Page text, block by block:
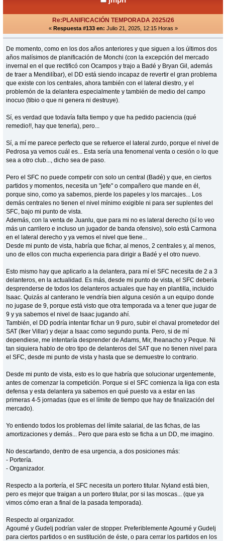
Re:PLANIFICACIÓN TEMPORADA 2025/26
« Respuesta #133 en: Julio 21, 2025, 12:15 Horas »
De momento, como en los dos años anteriores y que siguen a los últimos dos
años malísimos de planificación de Monchi (con la excepción del mercado
invernal en el que rectificó con Ocampos y trajo a Badé y Bryan Gil, además
de traer a Mendilíbar), el DD está siendo incapaz de revertir el gran problema
que existe con los centrales, ahora también con el lateral diestro, y el
problemón de la delantera especialmente y también de medio del campo
inocuo (tibio o que ni genera ni destruye).
Sí, es verdad que todavía falta tiempo y que ha pedido paciencia (qué
remedio!!, hay que tenerla), pero...
Sí, a mí me parece perfecto que se refuerce el lateral zurdo, porque el nivel de
Pedrosa ya vemos cuál es... Esta sería una fenomenal venta o cesión o lo que
sea a otro club..., dicho sea de paso.
Pero el SFC no puede competir con solo un central (Badé) y que, en ciertos
partidos y momentos, necesita un "jefe" o compañero que mande en él,
porque sino, como ya sabemos, pierde los papeles y los marcajes... Los
demás centrales no tienen el nivel mínimo exigible ni para ser suplentes del
SFC, bajo mi punto de vista.
Además, con la venta de Juanlu, que para mi no es lateral derecho (sí lo veo
más un carrilero e incluso un jugador de banda ofensivo), solo está Carmona
en el lateral derecho y ya vemos el nivel que tiene...
Desde mi punto de vista, habría que fichar, al menos, 2 centrales y, al menos,
uno de ellos con mucha experiencia para dirigir a Badé y el otro nuevo.
Esto mismo hay que aplicarlo a la delantera, para mí el SFC necesita de 2 a 3
delanteros, en la actualidad. Es más, desde mi punto de vista, el SFC debería
desprenderse de todos los delanteros actuales que hay en plantilla, incluido
Isaac. Quizás al canterano le vendría bien alguna cesión a un equipo donde
no jugase de 9, porque está visto que otra temporada va a tener que jugar de
9 y ya sabemos el nivel de Isaac jugando ahí.
También, el DD podría intentar fichar un 9 puro, subir el chaval prometedor del
SAT (Iker Villar) y dejar a Isaac como segundo punta. Pero, si de mí
dependiese, me intentaría desprender de Adams, Mir, Iheanacho y Peque. Ni
tan siquiera hablo de otro tipo de delanteros del SAT que no tienen nivel para
el SFC, desde mi punto de vista y hasta que se demuestre lo contrario.
Desde mi punto de vista, esto es lo que habría que solucionar urgentemente,
antes de comenzar la competición. Porque si el SFC comienza la liga con esta
defensa y esta delantera ya sabemos en qué puesto va a estar en las
primeras 4-5 jornadas (que es el límite de tiempo que hay de finalización del
mercado).
Yo entiendo todos los problemas del límite salarial, de las fichas, de las
amortizaciones y demás... Pero que para esto se ficha a un DD, me imagino.
No descartando, dentro de esa urgencia, a dos posiciones más:
- Portería.
- Organizador.
Respecto a la portería, el SFC necesita un portero titular. Nyland está bien,
pero es mejor que traigan a un portero titular, por si las moscas... (que ya
vimos cómo eran a final de la pasada temporada).
Respecto al organizador.
Agoumé y Gudelj podrían valer de stopper. Preferiblemente Agoumé y Gudelj
para ciertos partidos o en sustitución de éste, o para cerrar los partidos en los